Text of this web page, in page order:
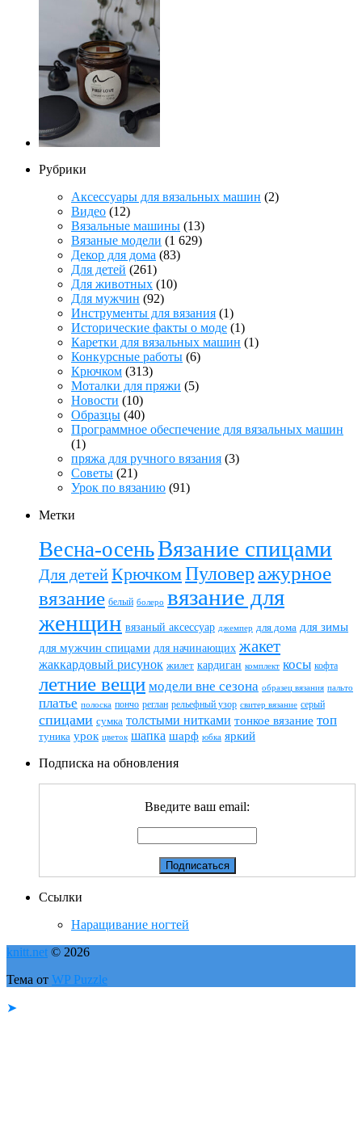
Рубрики
Аксессуары для вязальных машин (2)
Видео (12)
Вязальные машины (13)
Вязаные модели (1 629)
Декор для дома (83)
Для детей (261)
Для животных (10)
Для мужчин (92)
Инструменты для вязания (1)
Исторические факты о моде (1)
Каретки для вязальных машин (1)
Конкурсные работы (6)
Крючком (313)
Моталки для пряжи (5)
Новости (10)
Образцы (40)
Программное обеспечение для вязальных машин
(1)
пряжа для ручного вязания (3)
Советы (21)
Урок по вязанию (91)
Метки
Весна-осеньВязание спицами
Для детейКрючкомПуловер ажурное
вязание белый болеро вязание для
женщин вязаный аксессуар джемпер для дома для зимы
для мужчин спицами для начинающих жакет
жаккардовый рисунок жилет кардиган комплект косы кофта
летние вещи модели вне сезона образец вязания пальто
платье полоска пончо реглан рельефный узор свитер вязание серый
спицами сумка толстыми нитками тонкое вязание топ
туника урок цветок шапка шарф юбка яркий
Подписка на обновления
Введите ваш email:
Ссылки
Наращивание ногтей
knitt.net © 2026
Тема от WP Puzzle
➤